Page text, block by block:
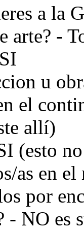
a la
arte? -
u
el
allí)
(esto
as en
por
- NO es